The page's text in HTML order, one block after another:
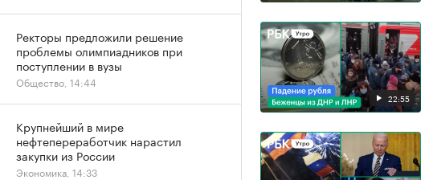
22:55
Ректоры предложили решение
проблемы олимпиадников при
поступлении в вузы
Общество, 14:44
Крупнейший в мире
нефтепереработчик нарастил
закупки из России
Экономика, 14:33